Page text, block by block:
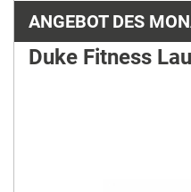
ANGEBOT DES
Duke Fitness